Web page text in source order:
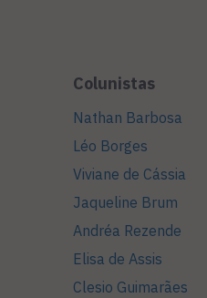
Colunistas
Nathan Barbosa
Léo Borges
Viviane de Cássia
Jaqueline Brum
Andréa Rezende
Elisa de Assis
Clesio Guimarães